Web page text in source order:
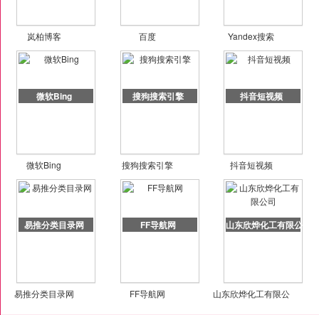
岚柏博客 百度 Yandex搜索
微软Bing
微软Bing
搜狗搜索引擎
搜狗搜索引擎
抖音短视频
抖音短视频
易推分类目录网
易推分类目录网
FF导航网
FF导航网
山东欣烨化工有限公司
山东欣烨化工有限公